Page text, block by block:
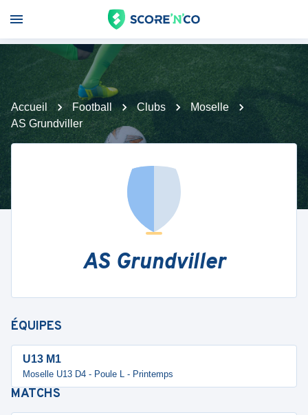
Accueil Football Clubs
Moselle
AS Grundviller
AS Grundviller
ÉQUIPES
U13 M1
Moselle U13 D4 - Poule L - Printemps
MATCHS